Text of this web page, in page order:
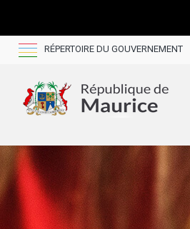
RÉPERTOIRE DU GOUVERNEMENT